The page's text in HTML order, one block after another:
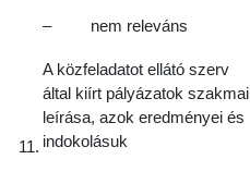
– nem releváns
11.
A közfeladatot ellátó szerv
által kiírt pályázatok szakmai
leírása, azok eredményei és
indokolásuk